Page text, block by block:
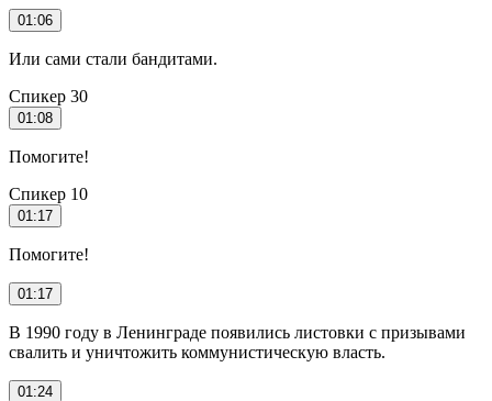
01:06
Или сами стали бандитами.
Спикер 30
01:08
Помогите!
Спикер 10
01:17
Помогите!
01:17
В 1990 году в Ленинграде появились листовки с призывами
свалить и уничтожить коммунистическую власть.
01:24